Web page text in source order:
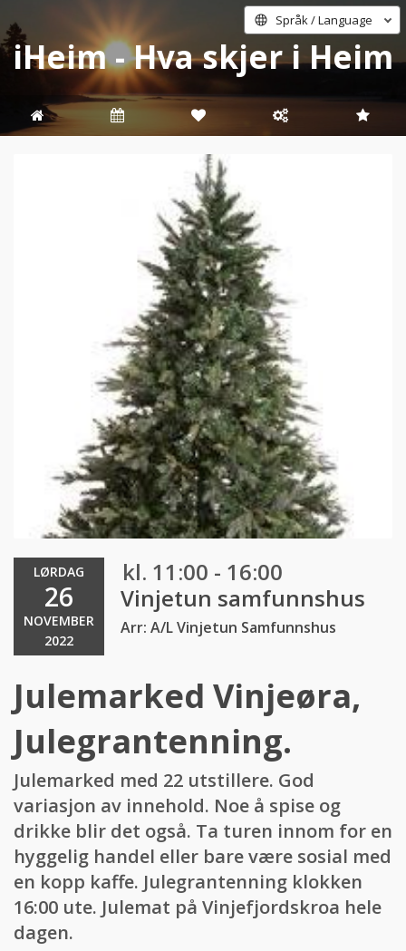
Språk / Language
iHeim - Hva skjer i Heim
LØRDAG
26
NOVEMBER
2022
kl. 11:00 - 16:00
Vinjetun samfunnshus
Arr: A/L Vinjetun Samfunnshus
Julemarked Vinjeøra,
Julegrantenning.
Julemarked med 22 utstillere. God
variasjon av innehold. Noe å spise og
drikke blir det også. Ta turen innom for en
hyggelig handel eller bare være sosial med
en kopp kaffe. Julegrantenning klokken
16:00 ute. Julemat på Vinjefjordskroa hele
dagen.